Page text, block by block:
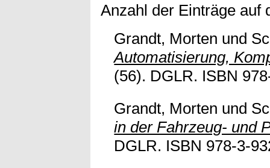
Anzahl der Einträge auf
Grandt, Morten und
Automatisierung,
(56). DGLR. ISBN
Grandt, Morten und
in der Fahrzeug- und
DGLR. ISBN 978-3-